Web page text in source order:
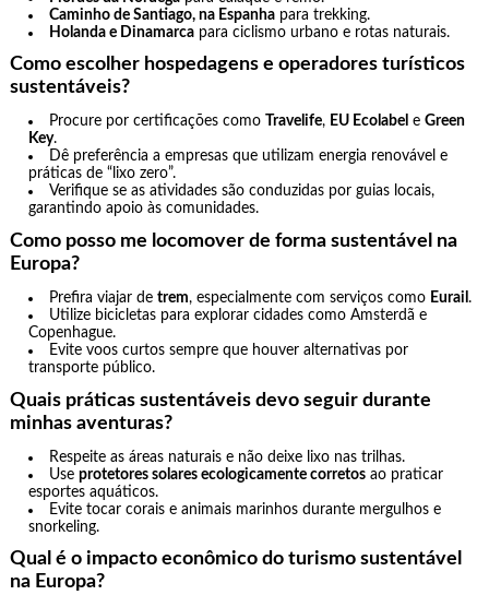
Caminho de Santiago, na Espanha para trekking.
Holanda e Dinamarca para ciclismo urbano e rotas naturais.
Como escolher hospedagens e operadores turísticos
sustentáveis?
Procure por certificações como Travelife, EU Ecolabel eGreen
Key.
Dê preferência a empresas que utilizam energia renovável e
práticas de “lixo zero”.
Verifique se as atividades são conduzidas por guias locais,
garantindo apoio às comunidades.
Como posso me locomover de forma sustentável na
Europa?
Prefira viajar detrem, especialmente com serviços como Eurail.
Utilize bicicletas para explorar cidades como Amsterdã e
Copenhague.
Evite voos curtos sempre que houver alternativas por
transporte público.
Quais práticas sustentáveis devo seguir durante
minhas aventuras?
Respeite as áreas naturais e não deixe lixo nas trilhas.
Useprotetores solares ecologicamente corretos ao praticar
esportes aquáticos.
Evite tocar corais e animais marinhos durante mergulhos e
snorkeling.
Qual é o impacto econômico do turismo sustentável
na Europa?